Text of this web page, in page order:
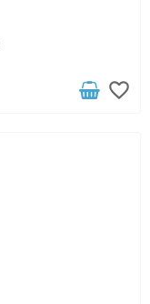
favorite_border